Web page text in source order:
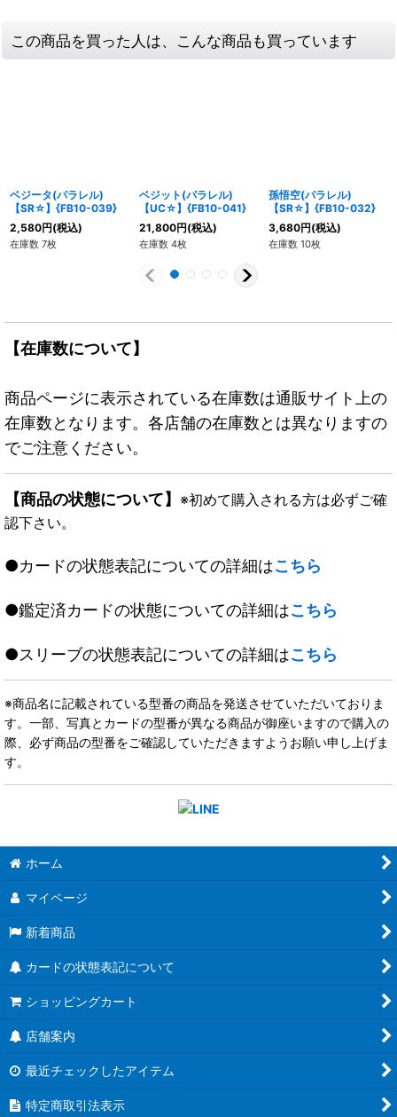
この商品を買った人は、こんな商品も買っています
ベジータ(パラレル)
【SR☆】{FB10-039}
2,580円(税込)
在庫数 7枚
ベジット(パラレル)
【UC☆】{FB10-041}
21,800円(税込)
在庫数 4枚
孫悟空(パラレル)
【SR☆】{FB10-032}
3,680円(税込)
在庫数 10枚
【在庫数について】
商品ページに表示されている在庫数は通販サイト上の
在庫数となります。各店舗の在庫数とは異なりますの
でご注意ください。
【商品の状態について】 ※初めて購入される方は必ずご確
認下さい。
●カードの状態表記についての詳細はこちら
●鑑定済カードの状態についての詳細はこちら
●スリーブの状態表記についての詳細はこちら
※商品名に記載されている型番の商品を発送させていただいておりま
す。一部、写真とカードの型番が異なる商品が御座いますので購入の
際、必ず商品の型番をご確認していただきますようお願い申し上げま
す。
ホーム
マイページ
新着商品
カードの状態表記について
ショッピングカート
店舗案内
最近チェックしたアイテム
特定商取引法表示